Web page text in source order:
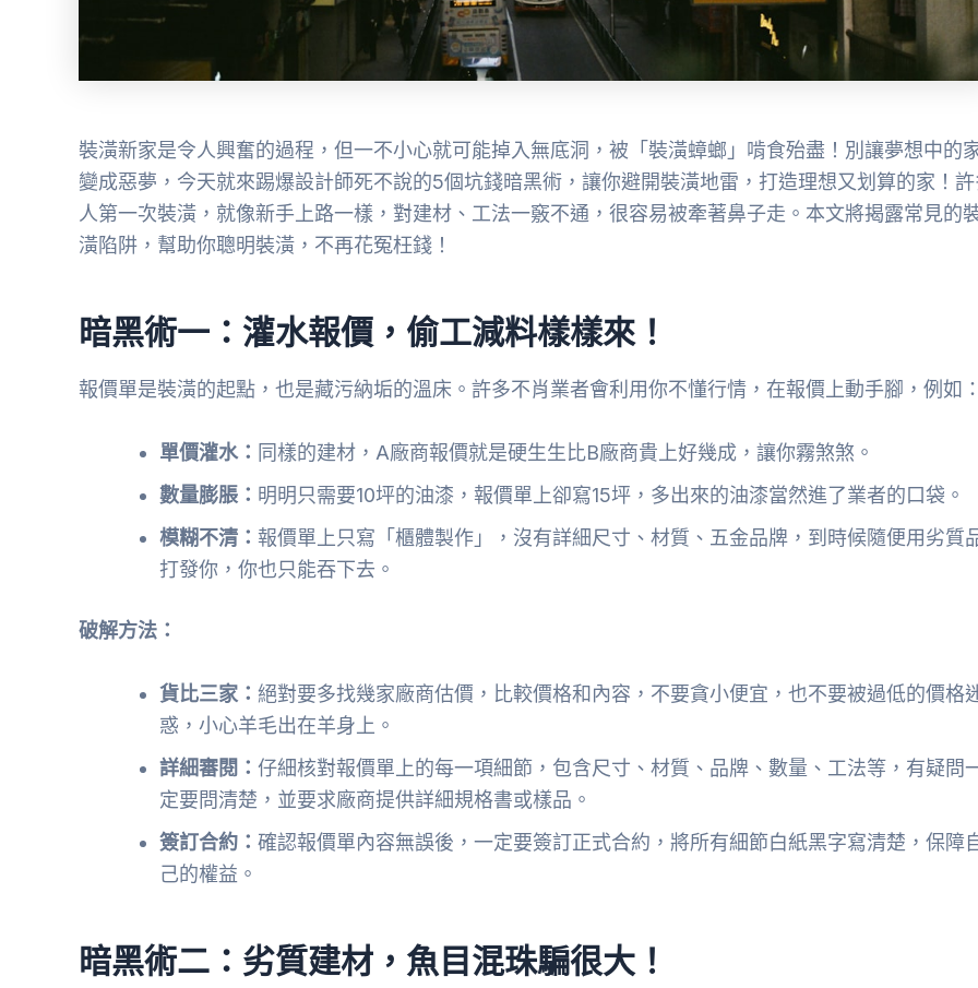
裝潢新家是令人興奮的過程，但一不小心就可能掉入無底洞，被「裝潢蟑螂」啃食殆盡！別讓夢想中的
變成惡夢，今天就來踢爆設計師死不說的5個坑錢暗黑術，讓你避開裝潢地雷，打造理想又划算的家！
人第一次裝潢，就像新手上路一樣，對建材、工法一竅不通，很容易被牽著鼻子走。本文將揭露常見的
潢陷阱，幫助你聰明裝潢，不再花冤枉錢！
暗黑術一：灌水報價，偷工減料樣樣來！
報價單是裝潢的起點，也是藏污納垢的溫床。許多不肖業者會利用你不懂行情，在報價上動手腳，例如
單價灌水： 同樣的建材，A廠商報價就是硬生生比B廠商貴上好幾成，讓你霧煞煞。
數量膨脹： 明明只需要10坪的油漆，報價單上卻寫15坪，多出來的油漆當然進了業者的口袋。
模糊不清： 報價單上只寫「櫃體製作」，沒有詳細尺寸、材質、五金品牌，到時候隨便用劣質
打發你，你也只能吞下去。
破解方法：
貨比三家： 絕對要多找幾家廠商估價，比較價格和內容，不要貪小便宜，也不要被過低的價格
惑，小心羊毛出在羊身上。
詳細審閱： 仔細核對報價單上的每一項細節，包含尺寸、材質、品牌、數量、工法等，有疑問
定要問清楚，並要求廠商提供詳細規格書或樣品。
簽訂合約： 確認報價單內容無誤後，一定要簽訂正式合約，將所有細節白紙黑字寫清楚，保障
己的權益。
暗黑術二：劣質建材，魚目混珠騙很大！